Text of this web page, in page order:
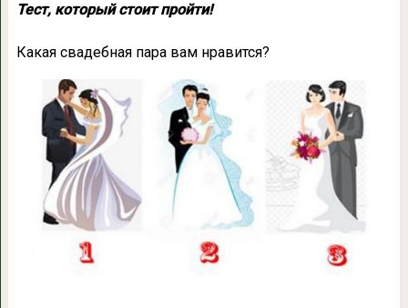
Тест, который стоит пройти!
Какая свадебная пара вам нравится?